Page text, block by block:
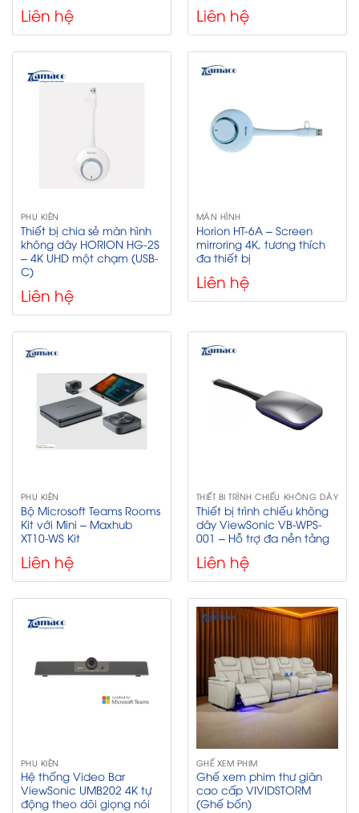
Liên hệ Liên hệ
PHỤ KIỆN
Thiết bị chia sẻ màn hình
không dây HORION HG-2S
– 4K UHD một chạm (USB-
C)
Liên hệ
MÀN HÌNH
Horion HT-6A – Screen
mirroring 4K, tương thích
đa thiết bị
Liên hệ
PHỤ KIỆN
Bộ Microsoft Teams Rooms
Kit với Mini – Maxhub
XT10-WS Kit
Liên hệ
THIẾT BỊ TRÌNH CHIẾU KHÔNG DÂY
Thiết bị trình chiếu không
dây ViewSonic VB-WPS-
001 – Hỗ trợ đa nền tảng
Liên hệ
PHỤ KIỆN
Hệ thống Video Bar
ViewSonic UMB202 4K tự
động theo dõi giọng nói
GHẾ XEM PHIM
Ghế xem phim thư giãn
cao cấp VIVIDSTORM
(Ghế bốn)